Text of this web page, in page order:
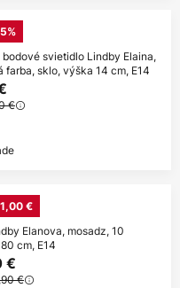
bodové svietidlo Lindby Elaina,
farba, sklo, výška 14 cm, E14
€
€
Elanova, mosadz, 10
cm, E14
€
€